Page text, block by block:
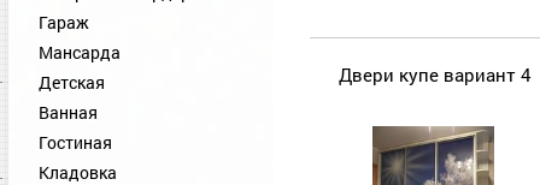
Гараж
Мансарда
Детская
Ванная
Гостиная
Кладовка
Двери купе вариант 4